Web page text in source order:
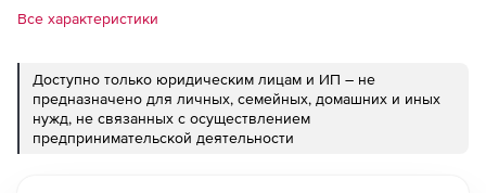
Все характеристики
Доступно только юридическим лицам и ИП – не
предназначено для личных, семейных, домашних и иных
нужд, не связанных с осуществлением
предпринимательской деятельности